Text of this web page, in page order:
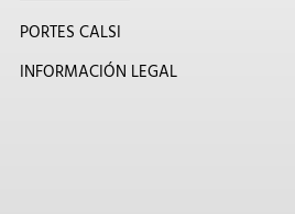
PORTES CALSI
INFORMACIÓN LEGAL